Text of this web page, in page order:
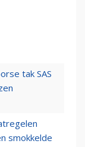
tak SAS
smokkelde